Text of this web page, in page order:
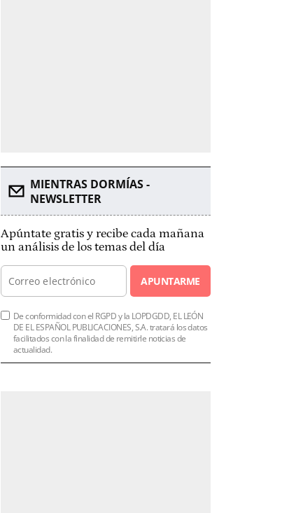
MIENTRAS DORMÍAS -
NEWSLETTER
Apúntate gratis y recibe cada mañana
un análisis de los temas del día
APUNTARME
De conformidad con el RGPD y la LOPDGDD, EL LEÓN
DE EL ESPAÑOL PUBLICACIONES, S.A. tratará los datos
facilitados con la finalidad de remitirle noticias de
actualidad.